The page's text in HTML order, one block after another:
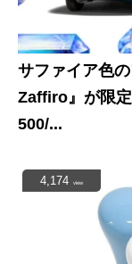
サファイア色
Zaffiro』が限
500/...
4,174 view